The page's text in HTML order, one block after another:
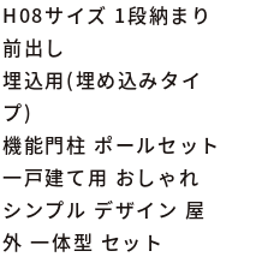
H08サイズ 1段納まり
前出し
埋込用(埋め込みタイ
プ)
機能門柱 ポールセット
一戸建て用 おしゃれ
シンプル デザイン 屋
外 一体型 セット